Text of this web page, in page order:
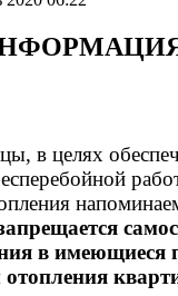
в целях
в имеющиеся